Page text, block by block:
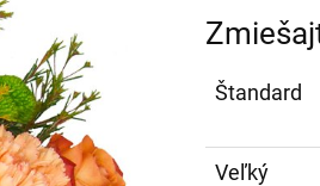
Štandard
Veľký